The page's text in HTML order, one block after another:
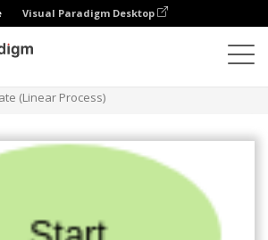
Visual Paradigm Desktop
(Linear Process)